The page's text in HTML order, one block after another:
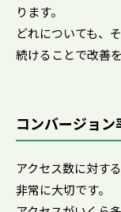
ります。
どれについても、
続けることで改善
コンバージョ
アクセス数に対す
非常に大切です。